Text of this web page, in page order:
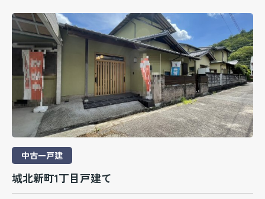
中古一戸建
城北新町1丁目戸建て